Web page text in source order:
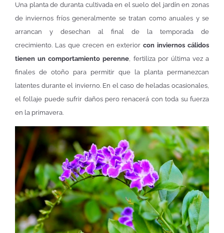
Una planta de duranta cultivada en el suelo del jardín en zonas
de inviernos fríos generalmente se tratan como anuales y se
arrancan y desechan al final de la temporada de
crecimiento. Las que crecen en exterior con inviernos cálidos
tienen un comportamiento perenne , fertiliza por última vez a
finales de otoño para permitir que la planta permanezcan
latentes durante el invierno. En el caso de heladas ocasionales,
el follaje puede sufrir daños pero renacerá con toda su fuerza
en la primavera.